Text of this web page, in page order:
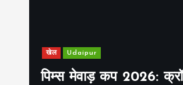
खेल Udaipur
पिम्स मेवाड़ कप 2026: